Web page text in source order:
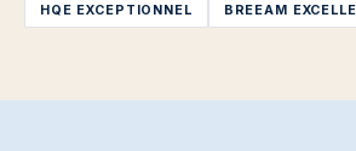
HQE EXCEPTIONNEL BREEAM